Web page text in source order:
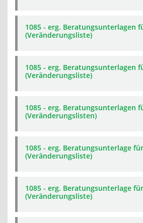
1085 - erg. Beratungsunterlagen
(Veränderungsliste)
1085 - erg. Beratungsunterlagen
(Veränderungsliste)
1085 - erg. Beratungsunterlagen
(Veränderungslisten)
1085 - erg. Beratungsunterlage
(Veränderungsliste)
1085 - erg. Beratungsunterlage
(Veränderungsliste)